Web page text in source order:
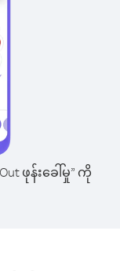
ဖုန်းခေါ်မှု” ကို